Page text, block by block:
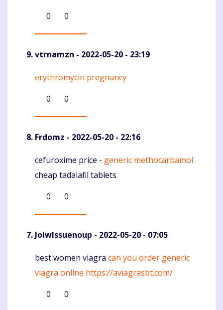
0 0
vtrnamzn - 2022-05-20 - 23:19
Komentaras
erythromycin pregnancy
0
0
Frdomz - 2022-05-20 - 22:16
Komentaras
cefuroxime price - generic methocarbamol
cheap tadalafil tablets
0
0
JolwIssuenoup - 2022-05-20 - 07:05
Komentaras
best women viagra can you order generic
viagra online https://aviagrasbt.com/
0
0